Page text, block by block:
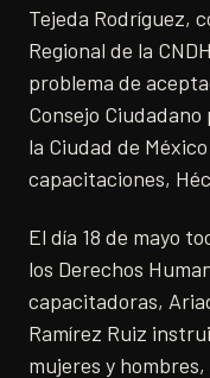
Tejeda Rodríguez,
Regional de la
problema de
Consejo
la Ciudad de
capacitaciones,
El día 18 de mayo
los Derechos
capacitadoras,
Ramírez Ruiz
mujeres y